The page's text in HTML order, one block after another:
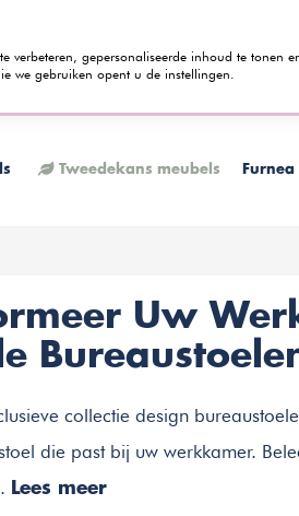
kunt betalen? Tijdens het bestelproces
Tweedekans meubels Furnea
Uw
collectie design
die past bij uw werkkamer.
Lees meer
verbeteren, gepersonaliseerde inhoud te tonen
we gebruiken opent u de instellingen.